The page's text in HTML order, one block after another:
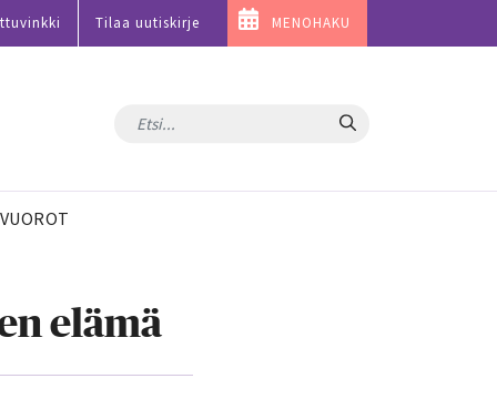
Tilaa uutiskirje MENOHAKU
Hae
elämä